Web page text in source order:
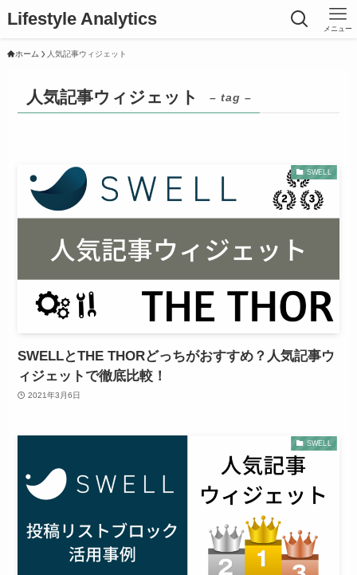
Lifestyle Analytics メニュー
ホーム 人気記事ウィジェット
人気記事ウィジェット – tag –
SWELL
SWELLとTHE THORどっちがおすすめ？人気記事ウ
ィジェットで徹底比較！
2021年3月6日
SWELL